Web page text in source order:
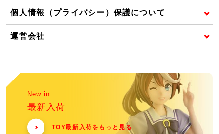
個人情報（プライバシー）保護について
運営会社
New in
最新入荷
TOY最新入荷をもっと見る